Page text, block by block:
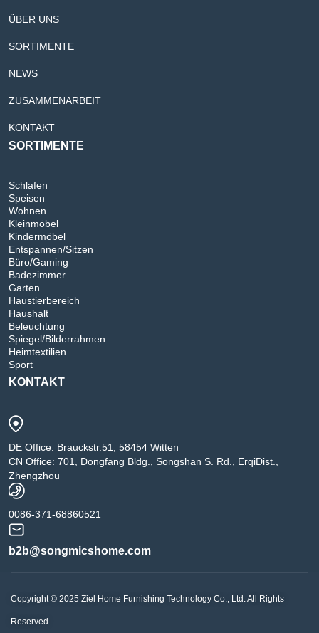
ÜBER UNS
SORTIMENTE
NEWS
ZUSAMMENARBEIT
KONTAKT
SORTIMENTE
Schlafen
Speisen
Wohnen
Kleinmöbel
Kindermöbel
Entspannen/Sitzen
Büro/Gaming
Badezimmer
Garten
Haustierbereich
Haushalt
Beleuchtung
Spiegel/Bilderrahmen
Heimtextilien
Sport
KONTAKT
DE Office: Brauckstr.51, 58454 Witten
CN Office: 701, Dongfang Bldg., Songshan S. Rd., ErqiDist.,
Zhengzhou
0086-371-68860521
b2b@songmicshome.com
Copyright © 2025 Ziel Home Furnishing Technology Co., Ltd. All Rights
Reserved.